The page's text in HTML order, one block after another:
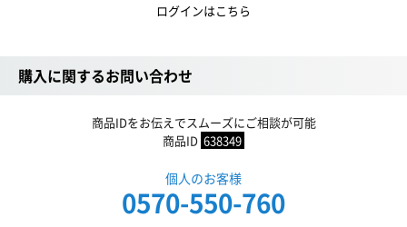
ログインはこちら
購入に関するお問い合わせ
商品IDをお伝えでスムーズにご相談が可能
商品ID 638349
個人のお客様
0570-550-760